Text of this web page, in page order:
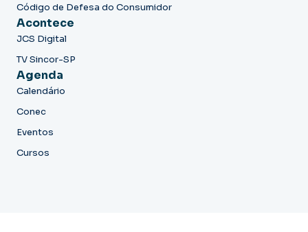
Código de Defesa do Consumidor
Acontece
JCS Digital
TV Sincor-SP
Agenda
Calendário
Conec
Eventos
Cursos